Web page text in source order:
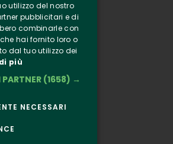
Clappit
Information
Follow Us
Facebook
Connect
utilizzo del nostro
pubblicitari e di
combinarle con
hai fornito loro o
dal tuo utilizzo dei
più
(1658) →
NECESSARI